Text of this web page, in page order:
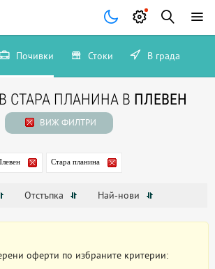
Почивки Стоки В града
СТАРА ПЛАНИНА В ПЛЕВЕН
ВИЖ ФИЛТРИ
Стара планина
Отстъпка Най-нови
оферти по избраните критерии: